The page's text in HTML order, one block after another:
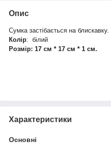
Опис
Сумка застібається на блискавку.
Колір: білий
Розмір: 17 см * 17 см * 1 см.
Характеристики
Основні